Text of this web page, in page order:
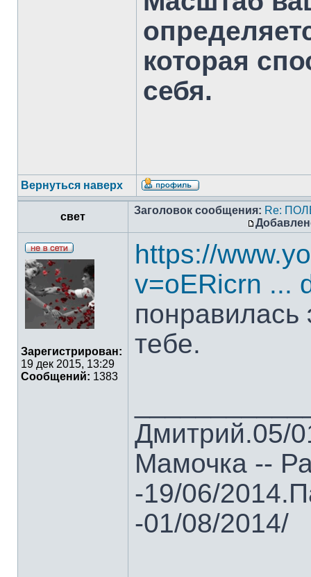
которая
себя.
Вернуться наверх
свет
Заголовок сообщения: Re:
Зарегистрирован:
19 дек 2015, 13:29
Сообщений: 1383
https://
v=oERicrn ...
понравилась
тебе.
Дмитрий.05/
Мамочка --
-19/06/
-01/08/2014/